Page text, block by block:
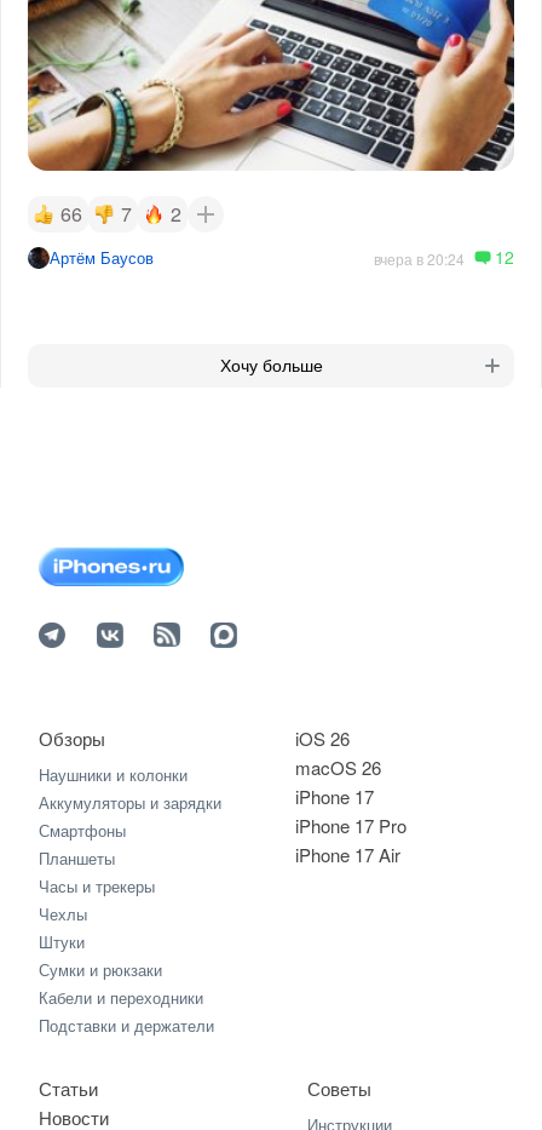
66 7 2
Артём Баусов вчера в 20:24 12
Хочу больше
iOS 26
macOS 26
iPhone 17
iPhone 17 Pro
iPhone 17 Air
Обзоры
Наушники и колонки
Аккумуляторы и зарядки
Смартфоны
Планшеты
Часы и трекеры
Чехлы
Штуки
Сумки и рюкзаки
Кабели и переходники
Подставки и держатели
Статьи
Новости
Советы
Инструкции